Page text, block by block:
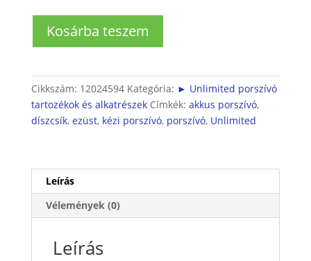
Unlimited8
mennyiség
Kosárba teszem
Cikkszám: 12024594 Kategória: ► Unlimited porszívó
tartozékok és alkatrészek Címkék: akkus porszívó,
díszcsík, ezüst, kézi porszívó, porszívó, Unlimited
Leírás
Vélemények (0)
Leírás